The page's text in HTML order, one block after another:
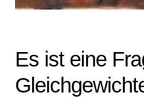
Es ist eine